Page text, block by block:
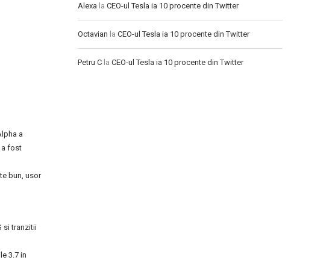
a
a fost
bun, usor
si tranzitii
3.7 in
Alexa la CEO-ul Tesla ia 10 procente din Twitter
Octavian la CEO-ul Tesla ia 10 procente din Twitter
Petru C la CEO-ul Tesla ia 10 procente din Twitter